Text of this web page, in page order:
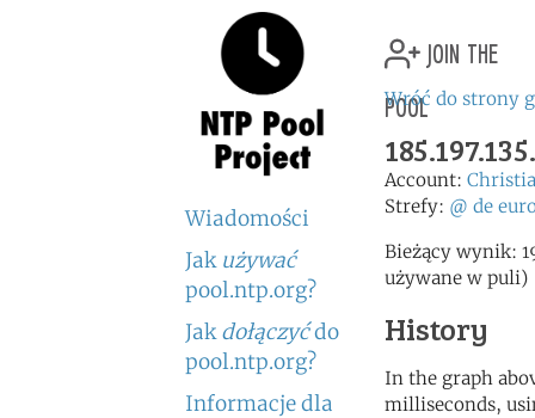
Wiadomości
Jak używać
pool.ntp.org?
Jakdołączyćdo
pool.ntp.org?
Informacje dla
join the
pool
Wróć do strony
Account:
Strefy: @ de
Bieżący wynik:
używane w puli)
History
In the graph
milliseconds,